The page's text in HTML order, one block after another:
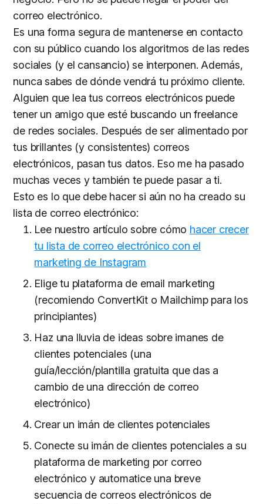
correo electrónico.
Es una forma segura de mantenerse en contacto
con su público cuando los algoritmos de las redes
sociales (y el cansancio) se interponen. Además,
nunca sabes de dónde vendrá tu próximo cliente.
Alguien que lea tus correos electrónicos puede
tener un amigo que esté buscando un freelance
de redes sociales. Después de ser alimentado por
tus brillantes (y consistentes) correos
electrónicos, pasan tus datos. Eso me ha pasado
muchas veces y también te puede pasar a ti.
Esto es lo que debe hacer si aún no ha creado su
lista de correo electrónico:
Lee nuestro artículo sobre cómo hacer crecer
tu lista de correo electrónico con el
marketing de Instagram
Elige tu plataforma de email marketing
(recomiendo ConvertKit o Mailchimp para los
principiantes)
Haz una lluvia de ideas sobre imanes de
clientes potenciales (una
guía/lección/plantilla gratuita que das a
cambio de una dirección de correo
electrónico)
Crear un imán de clientes potenciales
Conecte su imán de clientes potenciales a su
plataforma de marketing por correo
electrónico y automatice una breve
secuencia de correos electrónicos de